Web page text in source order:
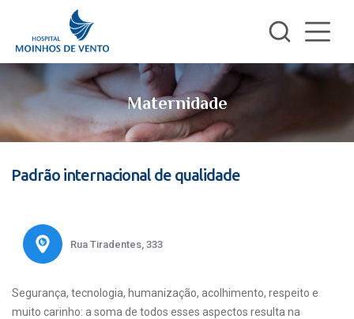
Maternidade
Padrão internacional de qualidade
Rua Tiradentes, 333
Segurança, tecnologia, humanização, acolhimento, respeito e
muito carinho: a soma de todos esses aspectos resulta na